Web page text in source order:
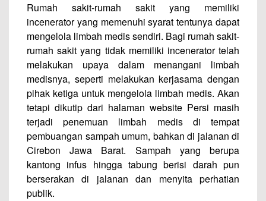
Rumah sakit-rumah sakit yang memiliki
incenerator yang memenuhi syarat tentunya dapat
mengelola limbah medis sendiri. Bagi rumah sakit-
rumah sakit yang tidak memiliki incenerator telah
melakukan upaya dalam menangani limbah
medisnya, seperti melakukan kerjasama dengan
pihak ketiga untuk mengelola limbah medis. Akan
tetapi dikutip dari halaman website Persi masih
terjadi penemuan limbah medis di tempat
pembuangan sampah umum, bahkan di jalanan di
Cirebon Jawa Barat. Sampah yang berupa
kantong infus hingga tabung berisi darah pun
berserakan di jalanan dan menyita perhatian
publik.